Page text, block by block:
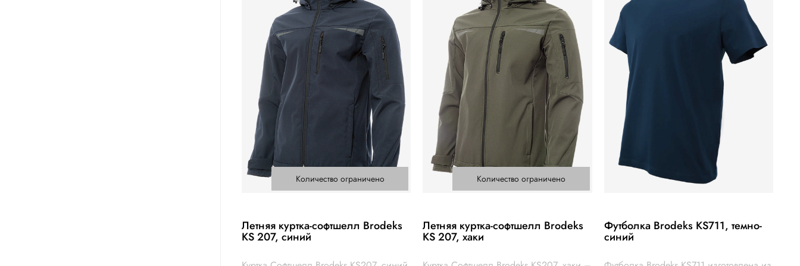
Количество ограничено
Летняя куртка-софтшелл Brodeks
KS 207, синий
Количество ограничено
Летняя куртка-софтшелл Brodeks
KS 207, хаки
Футболка Brodeks KS711, темно-
синий